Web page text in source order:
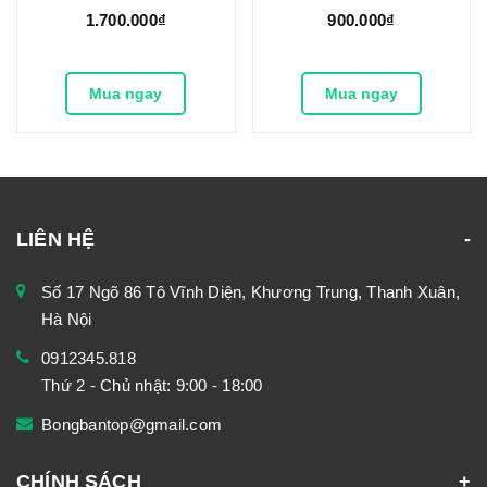
1.700.000₫
Mua ngay
900.000₫
Mua ngay
LIÊN HỆ
Số 17 Ngõ 86 Tô Vĩnh Diện, Khương Trung, Thanh Xuân,
Hà Nội
0912345.818
Thứ 2 - Chủ nhật: 9:00 - 18:00
Bongbantop@gmail.com
CHÍNH SÁCH